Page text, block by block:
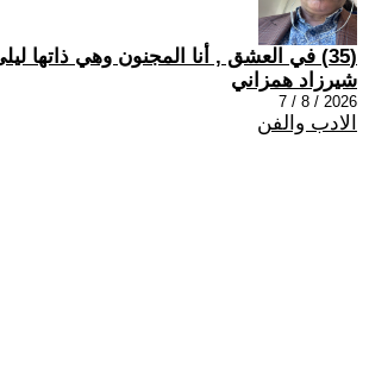
(35) في العشق , أنا المجنون وهي ذاتها ليلى
شيرزاد همزاني
2026 / 8 / 7
الادب والفن